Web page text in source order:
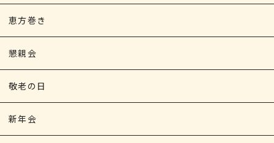
恵方巻き
懇親会
敬老の日
新年会